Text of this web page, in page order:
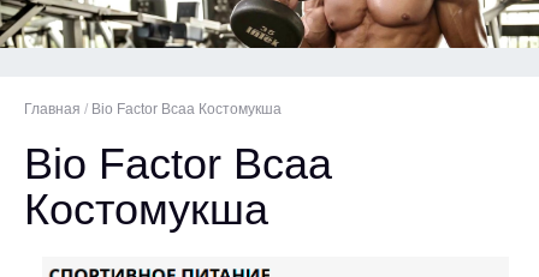
Главная / Bio Factor Bcaa Костомукша
Bio Factor Bcaa
Костомукша